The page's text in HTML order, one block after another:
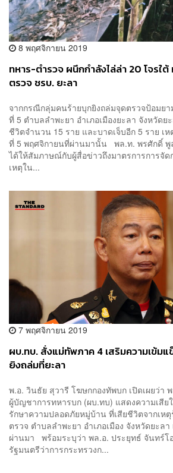
8 พฤศจิกายน 2019
ทหาร-ตำรวจ ผนึกกำลังไล่ล่า 20 โจรใ
ตรวจ ชรบ. ยะลา
จากกรณีกลุ่มคนร้ายบุกยิงถล่มจุดตรวจป้อมย
ที่ 5 ตำบลลำพะยา อำเภอเมืองยะลา จังหวัดย
ชีวิตจำนวน 15 ราย และบาดเจ็บอีก 5 ราย เห
ที่ 5 พฤศจิกายนที่ผ่านมานั้น พล.ท. พรศักดิ์
ได้ให้สัมภาษณ์กับผู้สื่อข่าวถึงมาตรการการจั
เหตุใน...
7 พฤศจิกายน 2019
ผบ.ทบ. สั่งแม่ทัพภาค 4 เสริมความเข้ม
ยิงถล่มที่ยะลา
พ.อ. วินธัย สุวารี โฆษกกองทัพบก เปิดเผยว่า
ผู้บัญชาการทหารบก (ผบ.ทบ) แสดงความเสีย
รักษาความปลอดภัยหมู่บ้าน ที่เสียชีวิตจากเห
ตรวจ ตำบลลำพะยา อำเภอเมือง จังหวัดยะล
ผ่านมา พร้อมระบุว่า พล.อ. ประยุทธ์ จันทร์โ
รัฐมนตรีว่าการกระทรวงก...